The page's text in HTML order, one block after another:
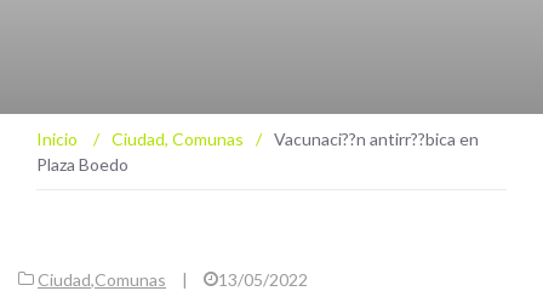
Inicio / Ciudad, Comunas / Vacunaci??n antirr??bica en
Plaza Boedo
Ciudad,Comunas | 13/05/2022